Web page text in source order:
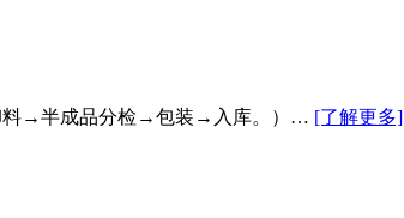
→半成品分检→包装→入库。）… [了解更多]